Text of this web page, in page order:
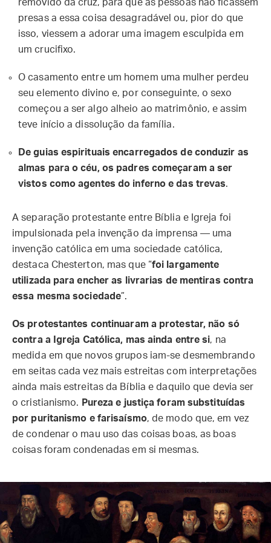
removido da cruz, para que as pessoas não ficassem
presas a essa coisa desagradável ou, pior do que
isso, viessem a adorar uma imagem esculpida em
um crucifixo.
O casamento entre um homem uma mulher perdeu
seu elemento divino e, por conseguinte, o sexo
começou a ser algo alheio ao matrimônio, e assim
teve início a dissolução da família.
De guias espirituais encarregados de conduzir as
almas para o céu, os padres começaram a ser
vistos como agentes do inferno e das trevas.
A separação protestante entre Bíblia e Igreja foi
impulsionada pela invenção da imprensa — uma
invenção católica em uma sociedade católica,
destaca Chesterton, mas que “foi largamente
utilizada para encher as livrarias de mentiras contra
essa mesma sociedade”.
Os protestantes continuaram a protestar, não só
contra a Igreja Católica, mas ainda entre si, na
medida em que novos grupos iam-se desmembrando
em seitas cada vez mais estreitas com interpretações
ainda mais estreitas da Bíblia e daquilo que devia ser
o cristianismo. Pureza e justiça foram substituídas
por puritanismo e farisaísmo, de modo que, em vez
de condenar o mau uso das coisas boas, as boas
coisas foram condenadas em si mesmas.